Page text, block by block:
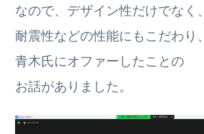
なので、デザイン性だけでなく、
耐震性などの性能にもこだわり、
青木氏にオファーしたことの
お話がありました。